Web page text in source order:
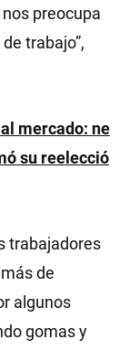
preocupa
trabajo”,
mercado: ne
su reelecció
trabajadores
de
algunos
gomas y